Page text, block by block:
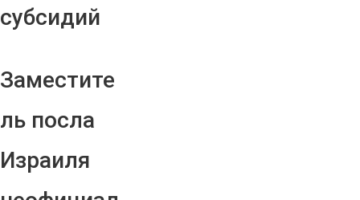
субсидий
Заместите
ль посла
Израиля